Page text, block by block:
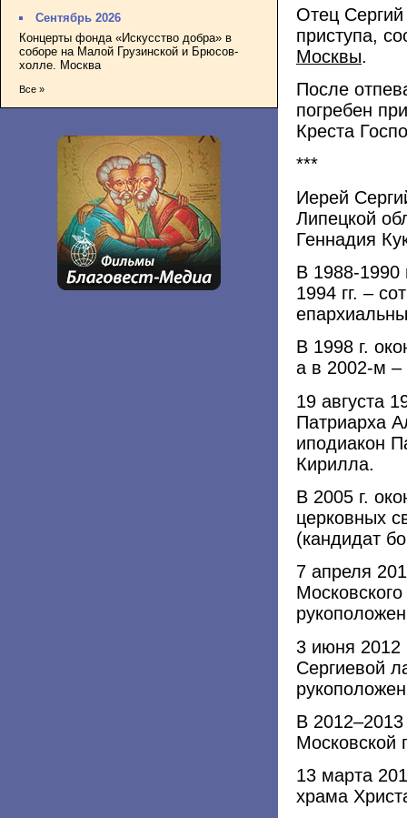
Сентябрь 2026
Концерты фонда «Искусство добра» в
соборе на Малой Грузинской и Брюсов-
холле. Москва
Все »
Отец Сергий
приступа,
Москвы.
После
погребен
Креста
***
Иерей
Липецкой
Геннадия
В 1988-1990
1994 гг. –
В 1998 г.
а в 2002-м
19 августа
Патриарха
иподиакон
Кирилла.
В 2005 г.
церковных
(кандидат
7 апреля
3 июня 2012
Сергиевой
В
Московской
13 марта
храма